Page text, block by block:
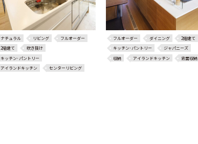
ナチュラル リビング
フルオーダー
2階建て
吹き抜け
キッチン･パントリー
アイランドキッチン
センターリビング
フルオーダー ダイニング
2階建て
キッチン･パントリー
ジャパニーズ
収納
アイランドキッチン 背面収納